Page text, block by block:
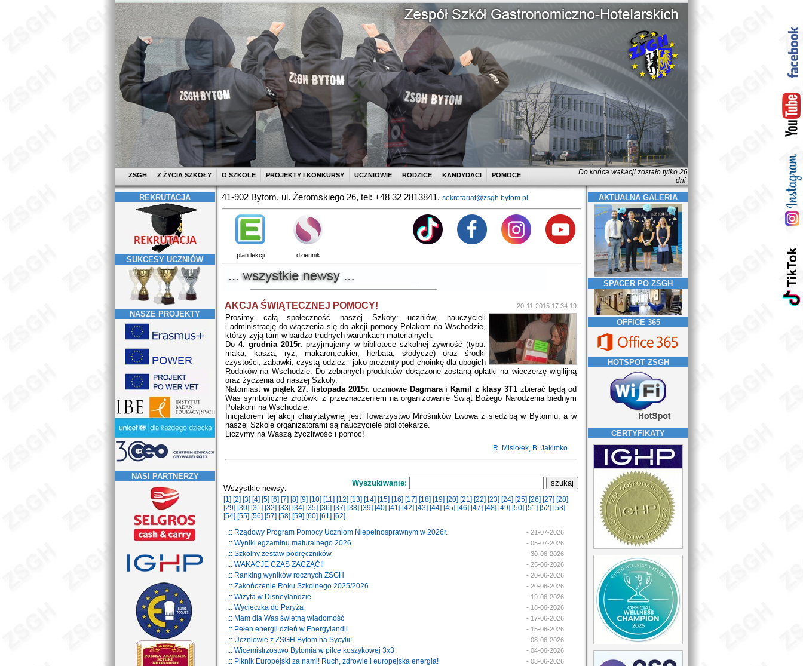
ZSGH Z ŻYCIA SZKOŁY O SZKOLE PROJEKTY I KONKURSY UCZNIOWIE RODZICE KANDYDACI POMOCE
Do końca wakacji zostało tylko 26
dni
REKRUTACJA
SUKCESY UCZNIÓW
NASZE PROJEKTY
NASI PARTNERZY
41-902 Bytom, ul. Żeromskiego 26, tel: +48 32 2813841, sekretariat@zsgh.bytom.pl
plan lekcji dziennik
AKCJA ŚWIĄTECZNEJ POMOCY! 20-11-2015 17:34:19
Prosimy całą społeczność naszej Szkoły: uczniów, nauczycieli
i administrację do włączenia się do akcji pomocy Polakom na Wschodzie,
którzy żyją tam w bardzo trudnych warunkach materialnych.
Do4. grudnia 2015r. przyjmujemy w bibliotece szkolnej żywność (typu:
maka, kasza, ryż, makaron,cukier, herbata, słodycze) oraz środki
czystości, zabawki, czystą odzież - jako prezenty pod choinkę dla ubogich
Rodaków na Wschodzie. Do zebranych produktów dołączone zostaną opłatki na wieczerzę wigilijną
oraz życzenia od naszej Szkoły.
Natomiast w piątek 27. listopada 2015r. uczniowie Dagmara i Kamil z klasy 3T1 zbierać będą od
Was symboliczne złotówki z przeznaczeniem na organizowanie Świąt Bożego Narodzenia biednym
Polakom na Wschodzie.
Inicjatorem tej akcji charytatywnej jest Towarzystwo Miłośników Lwowa z siedzibą w Bytomiu, a w
naszej Szkole organizatorami są nauczyciele bibliotekarze.
Liczymy na Waszą życzliwość i pomoc!
R. Misiołek, B. Jakimko
Wszystkie newsy:
Wyszukiwanie:
[1] [2] [3] [4] [5] [6] [7] [8] [9] [10] [11] [12] [13] [14] [15] [16] [17] [18] [19] [20] [21] [22] [23] [24] [25] [26] [27] [28]
[29] [30] [31] [32] [33] [34] [35] [36] [37] [38] [39] [40] [41] [42] [43] [44] [45] [46] [47] [48] [49] [50] [51] [52] [53]
[54] [55] [56] [57] [58] [59] [60] [61] [62]
..:: Rządowy Program Pomocy Uczniom Niepełnosprawnym w 2026r.
- 21-07-2026
..:: Wyniki egzaminu maturalnego 2026 - 05-07-2026
..:: Szkolny zestaw podręczników - 30-06-2026
..:: WAKACJE CZAS ZACZĄĆ‼️ - 25-06-2026
..:: Ranking wyników rocznych ZSGH - 20-06-2026
..:: Zakończenie Roku Szkolnego 2025/2026 - 20-06-2026
..:: Wizyta w Disneylandzie - 19-06-2026
..:: Wycieczka do Paryża - 18-06-2026
..:: Mam dla Was świetną wiadomość - 17-06-2026
..:: Pełen energii dzień w Energylandii - 15-06-2026
..:: Uczniowie z ZSGH Bytom na Sycylii! - 08-06-2026
..:: Wicemistrzostwo Bytomia w piłce koszykowej 3x3 - 04-06-2026
..:: Piknik Europejski za nami! Ruch, zdrowie i europejska energia! - 03-06-2026
AKTUALNA GALERIA
SPACER PO ZSGH
OFFICE 365
HOTSPOT ZSGH
CERTYFIKATY